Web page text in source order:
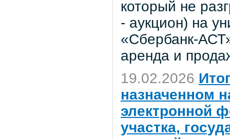
который не
- аукцион) на
«Сбербанк-
аренда и
19.02.2026
назначенном
электронной
участка,